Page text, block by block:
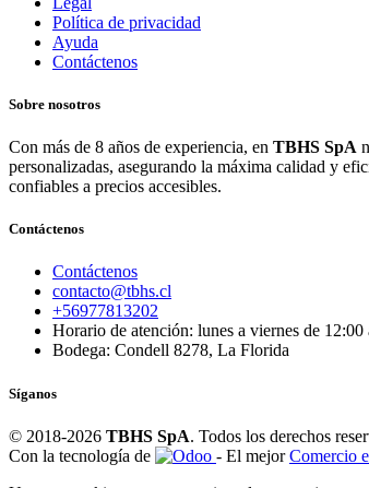
Política de privacidad
Ayuda
Contáctenos
Sobre nosotros
Con más de 8 años de experiencia, en TBHS SpA
personalizadas, asegurando la máxima calidad y
confiables a precios accesibles.
Contáctenos
Contáctenos
contacto@tbhs.cl
+56977813202
Horario de atención: lunes a viernes de 12:00
Bodega: Condell 8278, La Florida
Síganos
© 2018-2026 TBHS SpA. Todos los derechos
Con la tecnología de
- El mejorComercio